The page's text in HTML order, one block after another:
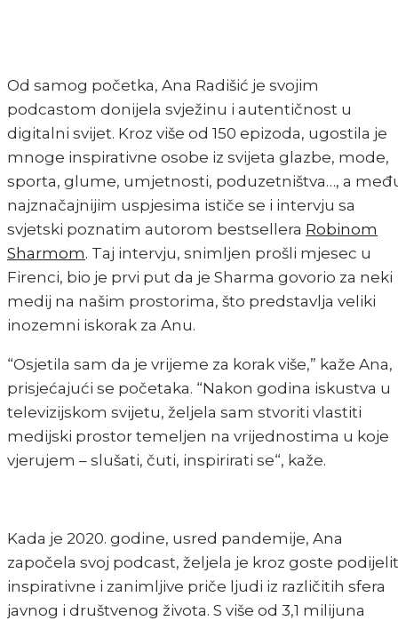
Od samog početka, Ana Radišić je svojim
podcastom donijela svježinu i autentičnost u
digitalni svijet. Kroz više od 150 epizoda, ugostila je
mnoge inspirativne osobe iz svijeta glazbe, mode,
sporta, glume, umjetnosti, poduzetništva…, a
najznačajnijim uspjesima ističe se i intervju sa
svjetski poznatim autorom bestsellera Robinom
Sharmom. Taj intervju, snimljen prošli mjesec u
Firenci, bio je prvi put da je Sharma govorio za neki
medij na našim prostorima, što predstavlja veliki
inozemni iskorak za Anu.
“Osjetila sam da je vrijeme za korak više,” kaže Ana,
prisjećajući se početaka. “Nakon godina iskustva u
televizijskom svijetu, željela sam stvoriti vlastiti
medijski prostor temeljen na vrijednostima u koje
vjerujem – slušati, čuti, inspirirati se“, kaže.
Kada je 2020. godine, usred pandemije, Ana
započela svoj podcast, željela je kroz goste
inspirativne i zanimljive priče ljudi iz različitih sfera
javnog i društvenog života. S više od 3,1 milijuna